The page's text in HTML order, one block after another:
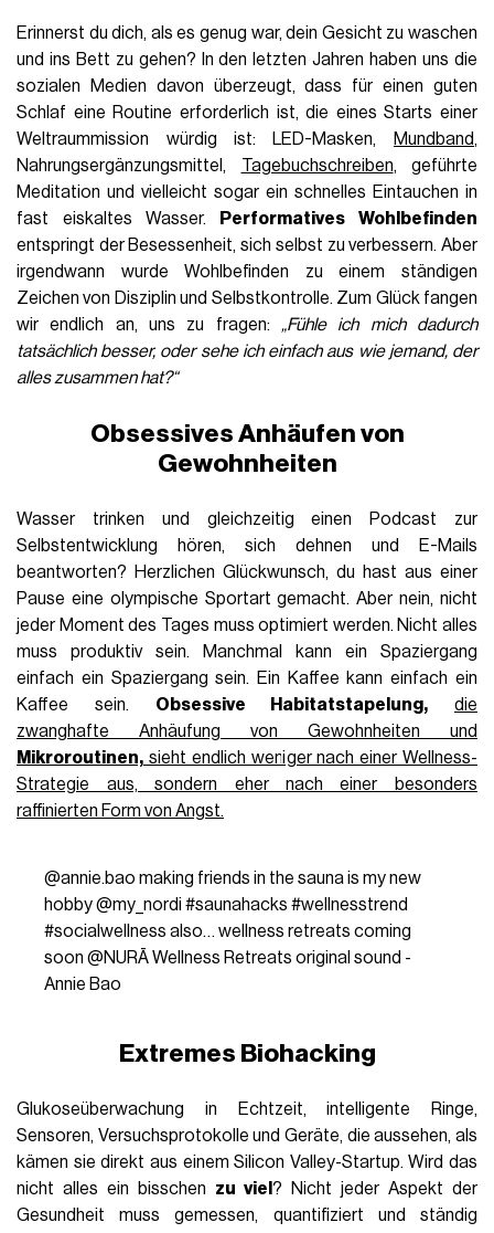
Erinnerst du dich, als es genug war, dein Gesicht zu waschen
und ins Bett zu gehen? In den letzten Jahren haben uns die
sozialen Medien davon überzeugt, dass für einen guten
Schlaf eine Routine erforderlich ist, die eines Starts einer
Weltraummission würdig ist: LED-Masken,
Mundband,
Nahrungsergänzungsmittel, Tagebuchschreiben, geführte
Meditation und vielleicht sogar ein schnelles Eintauchen in
fast eiskaltes Wasser.
Performatives Wohlbefinden
entspringt der Besessenheit, sich selbst zu verbessern. Aber
irgendwann wurde Wohlbefinden zu einem ständigen
Zeichen von Disziplin und Selbstkontrolle. Zum Glück fangen
wir endlich an, uns zu fragen: „Fühle ich mich dadurch
tatsächlich besser, oder sehe ich einfach aus wie jemand, der
alles zusammen hat?“
Obsessives Anhäufen von
Gewohnheiten
Wasser trinken und gleichzeitig einen Podcast zur
Selbstentwicklung hören, sich dehnen und E-Mails
beantworten? Herzlichen Glückwunsch, du hast aus einer
Pause eine olympische Sportart gemacht. Aber nein, nicht
jeder Moment des Tages muss optimiert werden. Nicht alles
muss produktiv sein. Manchmal kann ein Spaziergang
einfach ein Spaziergang sein. Ein Kaffee kann einfach ein
Kaffee sein. Obsessive Habitatstapelung,
die
zwanghafte Anhäufung von Gewohnheiten und
Mikroroutinen, sieht endlich weniger nach einer Wellness-
Strategie aus, sondern eher nach einer besonders
raffinierten Form von Angst.
@annie.bao making friends in the sauna is my new
hobby @my_nordi #saunahacks #wellnesstrend
#socialwellness also… wellness retreats coming
soon @NURĀ Wellness Retreats original sound -
Annie Bao
Extremes Biohacking
Glukoseüberwachung in Echtzeit, intelligente Ringe,
Sensoren, Versuchsprotokolle und Geräte, die aussehen, als
kämen sie direkt aus einem Silicon Valley-Startup. Wird das
nicht alles ein bisschen zu viel? Nicht jeder Aspekt der
Gesundheit muss gemessen, quantifiziert und ständig